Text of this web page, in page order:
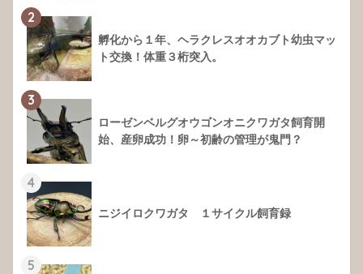
2
孵化から１年、ヘラクレスオオカブト幼虫マッ
ト交換！体重３桁突入。
3
ローゼンベルグオウゴンオニクワガタ飼育開
始、産卵成功！卵～初齢の管理が鬼門？
4
ニジイロクワガタ １サイクル飼育録
5